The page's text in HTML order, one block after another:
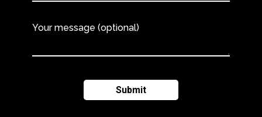
Your message (optional)